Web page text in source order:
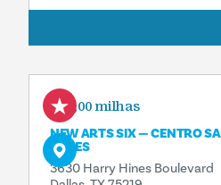
0,00 milhas
NEW ARTS SIX — CENTRO
ARTES
3630 Harry Hines Boulevard